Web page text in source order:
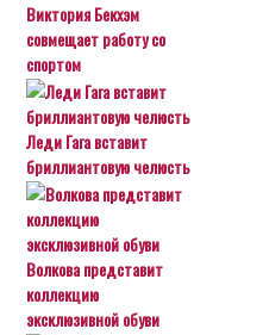
Виктория Бекхэм
совмещает работу со
спортом
Леди Гага вставит
бриллиантовую челюсть
Волкова представит
коллекцию
эксклюзивной обуви